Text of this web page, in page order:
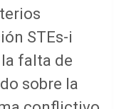
STEs-i
falta de
sobre la